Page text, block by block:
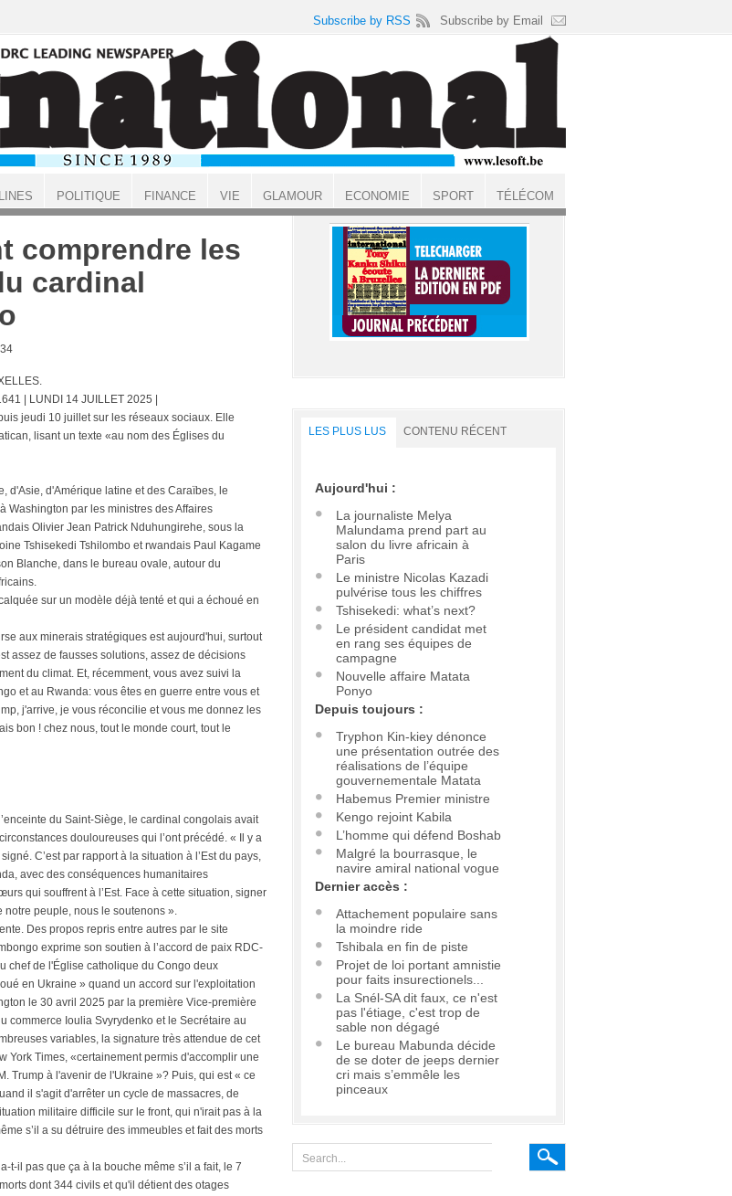
comprendre les
cardinal
| LUNDI 14 JUILLET 2025 |
jeudi 10 juillet sur les réseaux sociaux. Elle
lisant un texte «au nom des Églises du
d'Asie, d'Amérique latine et des Caraïbes, le
Washington par les ministres des Affaires
Olivier Jean Patrick Nduhungirehe, sous la
Tshisekedi Tshilombo et rwandais Paul Kagame
Blanche, dans le bureau ovale, autour du
sur un modèle déjà tenté et qui a échoué en
aux minerais stratégiques est aujourd'hui, surtout
assez de fausses solutions, assez de décisions
du climat. Et, récemment, vous avez suivi la
et au Rwanda: vous êtes en guerre entre vous et
j'arrive, je vous réconcilie et vous me donnez les
bon ! chez nous, tout le monde court, tout le
du Saint-Siège, le cardinal congolais avait
douloureuses qui l’ont précédé. « Il y a
C’est par rapport à la situation à l’Est du pays,
avec des conséquences humanitaires
qui souffrent à l’Est. Face à cette situation, signer
notre peuple, nous le soutenons ».
Des propos repris entre autres par le site
exprime son soutien à l’accord de paix RDC-
chef de l'Église catholique du Congo deux
en Ukraine » quand un accord sur l'exploitation
le 30 avril 2025 par la première Vice-première
commerce Ioulia Svyrydenko et le Secrétaire au
variables, la signature très attendue de cet
York Times, «certainement permis d'accomplir une
Trump à l'avenir de l'Ukraine »? Puis, qui est « ce
il s'agit d'arrêter un cycle de massacres, de
militaire difficile sur le front, qui n'irait pas à la
s’il a su détruire des immeubles et fait des morts
t-il pas que ça à la bouche même s’il a fait, le 7
dont 344 civils et qu'il détient des otages
LES PLUS LUS CONTENU RÉCENT
Aujourd'hui :
La journaliste Melya
Malundama prend part au
salon du livre africain à
Paris
Le ministre Nicolas Kazadi
pulvérise tous les chiffres
Tshisekedi: what’s next?
Le président candidat met
en rang ses équipes de
campagne
Nouvelle affaire Matata
Ponyo
Depuis toujours :
Tryphon Kin-kiey dénonce
une présentation outrée des
réalisations de l’équipe
gouvernementale Matata
Habemus Premier ministre
Kengo rejoint Kabila
L’homme qui défend Boshab
Malgré la bourrasque, le
navire amiral national vogue
Dernier accès :
Attachement populaire sans
la moindre ride
Tshibala en fin de piste
Projet de loi portant amnistie
pour faits insurectionels...
La Snél-SA dit faux, ce n'est
pas l'étiage, c'est trop de
sable non dégagé
Le bureau Mabunda décide
de se doter de jeeps dernier
cri mais s’emmêle les
pinceaux
Subscribe by RSS Subscribe by Email
POLITIQUE FINANCE VIE GLAMOUR ECONOMIE SPORT TÉLÉCOM